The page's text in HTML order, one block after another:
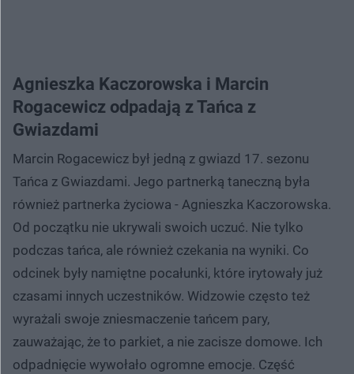
Agnieszka Kaczorowska i Marcin
Rogacewicz odpadają z Tańca z
Gwiazdami
Marcin Rogacewicz był jedną z gwiazd 17. sezonu
Tańca z Gwiazdami. Jego partnerką taneczną była
również partnerka życiowa - Agnieszka Kaczorowska.
Od początku nie ukrywali swoich uczuć. Nie tylko
podczas tańca, ale również czekania na wyniki. Co
odcinek były namiętne pocałunki, które irytowały już
czasami innych uczestników. Widzowie często też
wyrażali swoje zniesmaczenie tańcem pary,
zauważając, że to parkiet, a nie zacisze domowe. Ich
odpadnięcie wywołało ogromne emocje. Część